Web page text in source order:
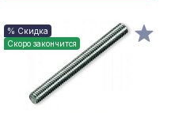
% Скидка
Скоро закончится